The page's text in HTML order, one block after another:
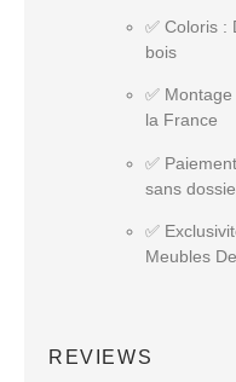
✅ Coloris :
bois
✅
la France
✅
sans
✅
Meubles
REVIEWS